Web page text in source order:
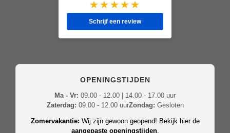
★★★★★
Schrijf een review
OPENINGSTIJDEN
Ma - Vr: 09.00 - 12.00 | 14.00 - 17.00 uur
Zaterdag: 09.00 - 12.00 uurZondag: Gesloten
Zomervakantie: Wij zijn gewoon geopend! Bekijk hier de
aangepaste openingstijden.